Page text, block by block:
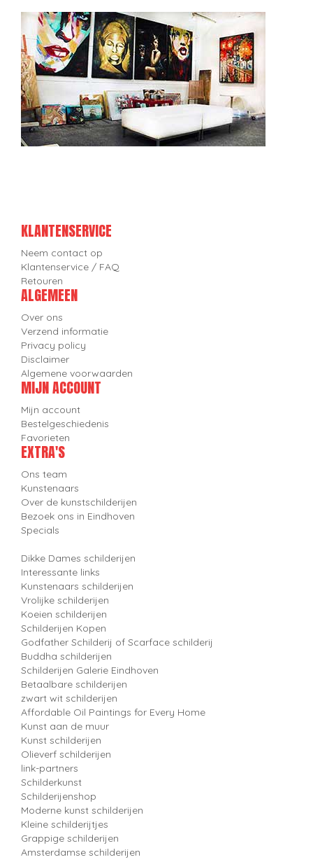
KLANTENSERVICE
Neem contact op
Klantenservice / FAQ
Retouren
ALGEMEEN
Over ons
Verzend informatie
Privacy policy
Disclaimer
Algemene voorwaarden
MIJN ACCOUNT
Mijn account
Bestelgeschiedenis
Favorieten
EXTRA'S
Ons team
Kunstenaars
Over de kunstschilderijen
Bezoek ons in Eindhoven
Specials
Dikke Dames schilderijen
Interessante links
Kunstenaars schilderijen
Vrolijke schilderijen
Koeien schilderijen
Schilderijen Kopen
Godfather Schilderij of Scarface schilderij
Buddha schilderijen
Schilderijen Galerie Eindhoven
Betaalbare schilderijen
zwart wit schilderijen
Affordable Oil Paintings for Every Home
Kunst aan de muur
Kunst schilderijen
Olieverf schilderijen
link-partners
Schilderkunst
Schilderijenshop
Moderne kunst schilderijen
Kleine schilderijtjes
Grappige schilderijen
Amsterdamse schilderijen